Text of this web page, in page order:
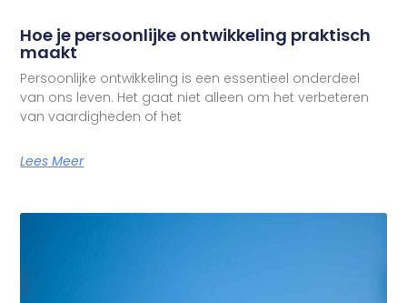
Hoe je persoonlijke ontwikkeling praktisch
maakt
Persoonlijke ontwikkeling is een essentieel onderdeel
van ons leven. Het gaat niet alleen om het verbeteren
van vaardigheden of het
Lees Meer